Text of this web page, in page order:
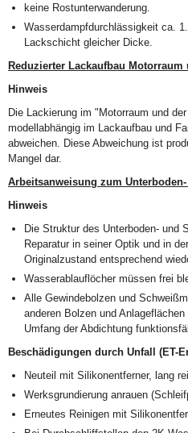
keine Rostunterwanderung.
Wasserdampfdurchlässigkeit ca.
Lackschicht gleicher Dicke.
Reduzierter Lackaufbau
Hinweis
Die Lackierung im "Motorraum und
modellabhängig im Lackaufbau und
abweichen. Diese Abweichung ist
Mangel dar.
Arbeitsanweisung zum
Hinweis
Die Struktur des Unterboden- und
Reparatur in seiner Optik und in
Originalzustand entsprechend
Wasserablauflöcher müssen frei
Alle Gewindebolzen und
anderen Bolzen und
Umfang der Abdichtung
Beschädigungen durch Unfall (ET-
Neuteil mit Silikonentferner, lang
Werksgrundierung anrauen
Erneutes Reinigen mit